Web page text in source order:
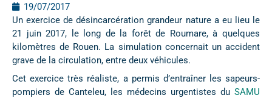
19/07/2017
Un exercice de désincarcération grandeur nature a eu lieu le
21 juin 2017, le long de la forêt de Roumare, à quelques
kilomètres de Rouen. La simulation concernait un accident
grave de la circulation, entre deux véhicules.
Cet exercice très réaliste, a permis d’entraîner les sapeurs-
pompiers de Canteleu, les médecins urgentistes du SAMU